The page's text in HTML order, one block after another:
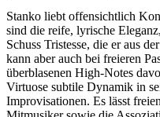
Stanko liebt offensichtlich
sind die reife, lyrische
Schuss Tristesse, die er aus
kann aber auch bei freieren
überblasenen High-Notes
Virtuose subtile Dynamik in
Improvisationen. Es lässt